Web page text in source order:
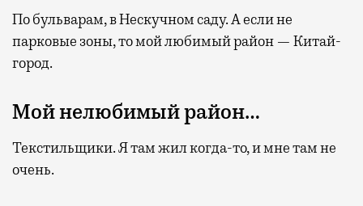
По бульварам, в Нескучном саду. А если не
парковые зоны, то мой любимый район — Китай-
город.
Мой нелюбимый район…
Текстильщики. Я там жил когда-то, и мне там не
очень.